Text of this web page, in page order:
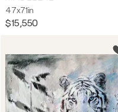
47x71in
$15,550